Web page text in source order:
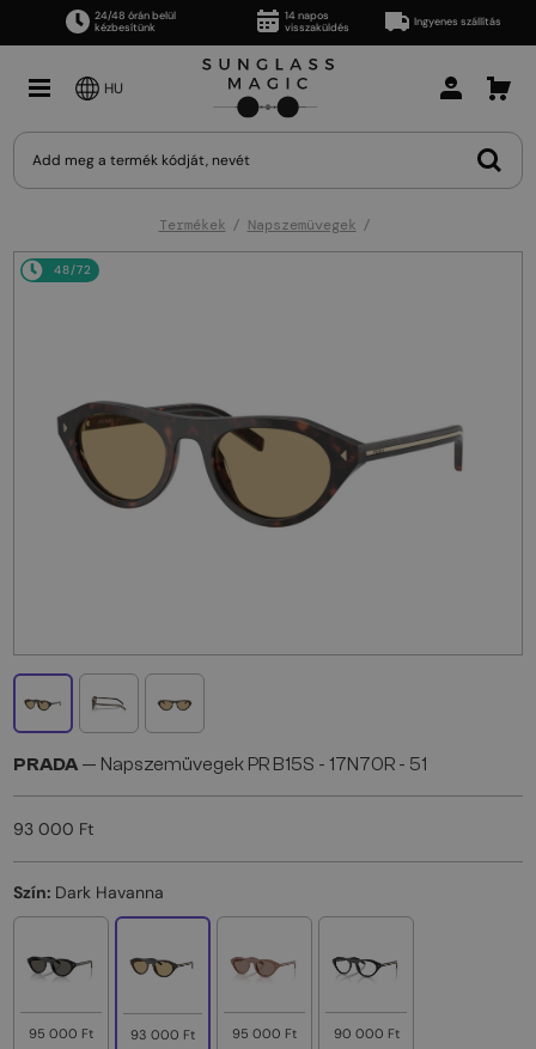
24/48 órán belül
kézbesítünk
14 napos
visszaküldés
Ingyenes szállítás
HU
Termékek Napszemüvegek
48/72
PRADA— Napszemüvegek PR B15S - 17N70R - 51
93 000 Ft
Szín: Dark Havanna
95 000 Ft 93 000 Ft 95 000 Ft 90 000 Ft